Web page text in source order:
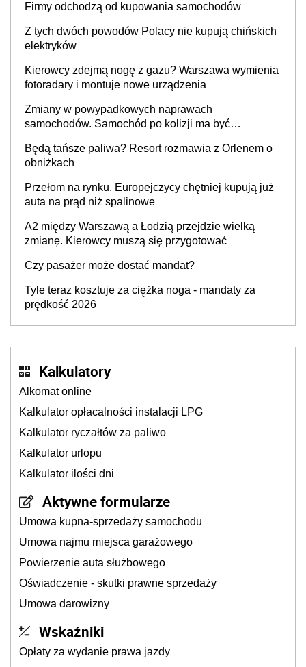
Firmy odchodzą od kupowania samochodów
Z tych dwóch powodów Polacy nie kupują chińskich
elektryków
Kierowcy zdejmą nogę z gazu? Warszawa wymienia
fotoradary i montuje nowe urządzenia
Zmiany w powypadkowych naprawach
samochodów. Samochód po kolizji ma być
producenta
Będą tańsze paliwa? Resort rozmawia z Orlenem o
obniżkach
Przełom na rynku. Europejczycy chętniej kupują już
auta na prąd niż spalinowe
A2 między Warszawą a Łodzią przejdzie wielką
zmianę. Kierowcy muszą się przygotować
Czy pasażer może dostać mandat?
Tyle teraz kosztuje za ciężka noga - mandaty za
prędkość 2026
Kalkulatory
Alkomat online
Kalkulator opłacalności instalacji LPG
Kalkulator ryczałtów za paliwo
Kalkulator urlopu
Kalkulator ilości dni
Aktywne formularze
Umowa kupna-sprzedaży samochodu
Umowa najmu miejsca garażowego
Powierzenie auta służbowego
Oświadczenie - skutki prawne sprzedaży
Umowa darowizny
Wskaźniki
Opłaty za wydanie prawa jazdy